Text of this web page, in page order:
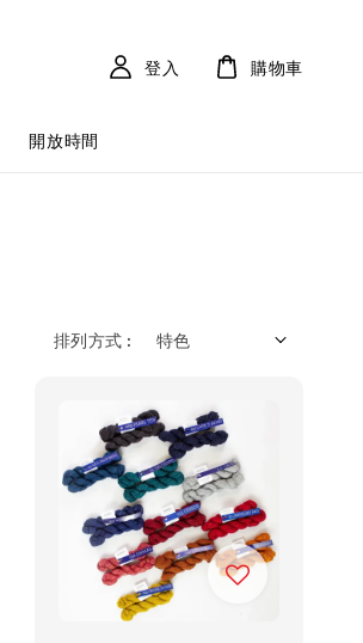
開放時間
登入 購物車
排列方式 :